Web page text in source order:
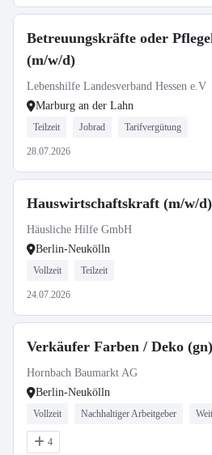
Betreuungskräfte oder
(m/w/d)
Lebenshilfe Landesverband Hessen e.V
Marburg an der Lahn
Teilzeit Jobrad Tarifvergütung
28.07.2026
Hauswirtschaftskraft (m/w/d)
Häusliche Hilfe GmbH
Berlin-Neukölln
Vollzeit Teilzeit
24.07.2026
Verkäufer Farben / Deko (gn)
Hornbach Baumarkt AG
Berlin-Neukölln
Vollzeit Nachhaltiger Arbeitgeber
4